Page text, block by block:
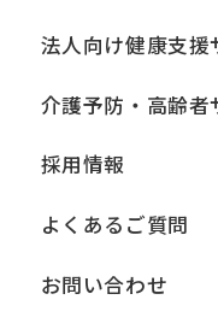
法人向け健康支援
介護予防・高齢者
採用情報
よくあるご質問
お問い合わせ